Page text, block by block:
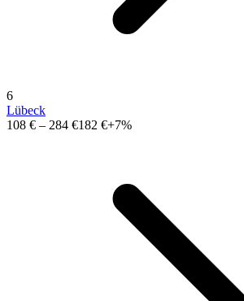
6
Lübeck
108 € – 284 €182 €+7%